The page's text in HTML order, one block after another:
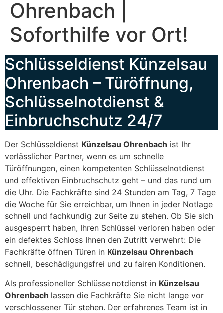
Ohrenbach |
Soforthilfe vor Ort!
Schlüsseldienst Künzelsau
Ohrenbach – Türöffnung,
Schlüsselnotdienst &
Einbruchschutz 24/7
Der Schlüsseldienst Künzelsau Ohrenbach ist Ihr
verlässlicher Partner, wenn es um schnelle
Türöffnungen, einen kompetenten Schlüsselnotdienst
und effektiven Einbruchschutz geht – und das rund um
die Uhr. Die Fachkräfte sind 24 Stunden am Tag, 7 Tage
die Woche für Sie erreichbar, um Ihnen in jeder Notlage
schnell und fachkundig zur Seite zu stehen. Ob Sie sich
ausgesperrt haben, Ihren Schlüssel verloren haben oder
ein defektes Schloss Ihnen den Zutritt verwehrt: Die
Fachkräfte öffnen Türen in Künzelsau Ohrenbach
schnell, beschädigungsfrei und zu fairen Konditionen.
Als professioneller Schlüsselnotdienst in Künzelsau
Ohrenbach lassen die Fachkräfte Sie nicht lange vor
verschlossener Tür stehen. Der erfahrenes Team ist in